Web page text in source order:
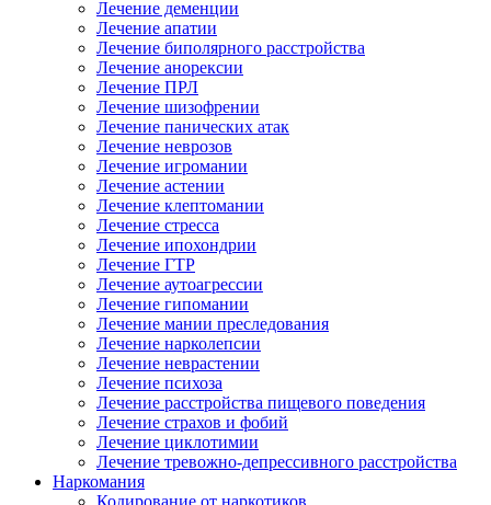
Лечение деменции
Лечение апатии
Лечение биполярного расстройства
Лечение анорексии
Лечение ПРЛ
Лечение шизофрении
Лечение панических атак
Лечение неврозов
Лечение игромании
Лечение астении
Лечение клептомании
Лечение стресса
Лечение ипохондрии
Лечение ГТР
Лечение аутоагрессии
Лечение гипомании
Лечение мании преследования
Лечение нарколепсии
Лечение неврастении
Лечение психоза
Лечение расстройства пищевого поведения
Лечение страхов и фобий
Лечение циклотимии
Лечение тревожно-депрессивного расстройства
Наркомания
Кодирование от наркотиков